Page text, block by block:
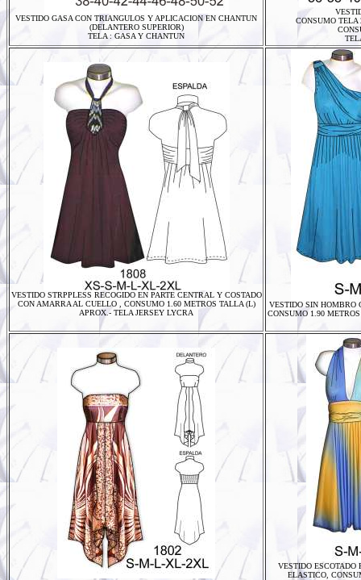
VESTIDO GASA CON TRIANGULOS Y APLICACION EN CHANTUN
(DELANTERO SUPERIOR)
TELA : GASA Y CHANTUN
CONSUMO TELA
VESTIDO STRPPLESS RECOGIDO EN PARTE CENTRAL Y COSTADO
CON AMARRA AL CUELLO , CONSUMO 1.60 METROS TALLA (L)
APROX.- TELA JERSEY LYCRA
VESTIDO SIN HOMBRO
CONSUMO 1.90
VESTIDO ESCOTADO
ELASTICO,